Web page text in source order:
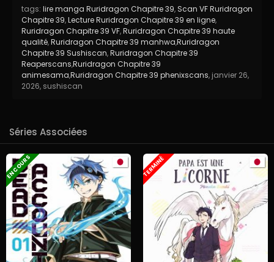
tags: lire manga Ruridragon Chapitre 39, Scan VF Ruridragon
Chapitre 39,Lecture Ruridragon Chapitre 39 en ligne,
Ruridragon Chapitre 39 VF,Ruridragon Chapitre 39 haute
qualité,Ruridragon Chapitre 39 manhwa,Ruridragon
Chapitre 39 Sushiscan,Ruridragon Chapitre 39
Reaperscans,Ruridragon Chapitre 39
animesama,Ruridragon Chapitre 39 phenixscans, janvier 26,
2026, sushiscan
Séries Associées
EN COURS TERMINÉ